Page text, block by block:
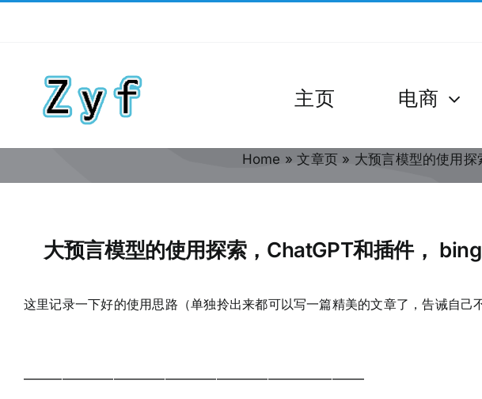
主页 电商
Home »文章页 » 大预言模型的使用
大预言模型的使用探索，ChatGPT和插件，
这里记录一下好的使用思路（单独拎出来都可以写一篇精美的文章了，告诫自己
——————————————————————————–